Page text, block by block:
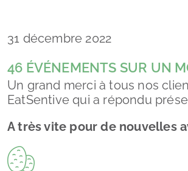
31 décembre 2022
46 ÉVÉNEMENTS SUR UN
Un grand merci à tous nos
EatSentive qui a répondu
A très vite pour de nouvelles